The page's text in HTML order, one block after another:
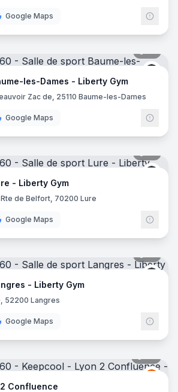
Google Maps
les-Dames - Liberty Gym
Zac de, 25110 Baume-les-Dames
Google Maps
- Liberty Gym
Rte de Belfort, 70200 Lure
Google Maps
- Liberty Gym
52200 Langres
Google Maps
Confluence